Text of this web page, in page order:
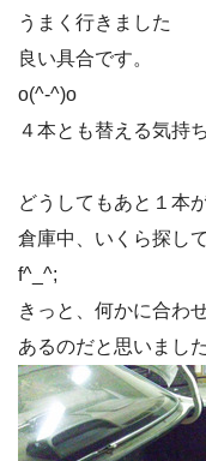
うまく行きました
良い具合です。
o(^-^)o
４本とも替える気持
どうしてもあと１本
倉庫中、いくら探し
f^_^;
きっと、何かに合わ
あるのだと思いまし